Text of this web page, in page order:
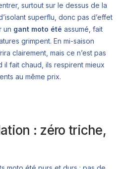
surtout sur le dessus de la
superflu, donc pas d’effet
un gant moto été assumé, fait
grimpent. En mi-saison
clairement, mais ce n’est pas
il fait chaud, ils respirent mieux
au même prix.
: zéro triche,